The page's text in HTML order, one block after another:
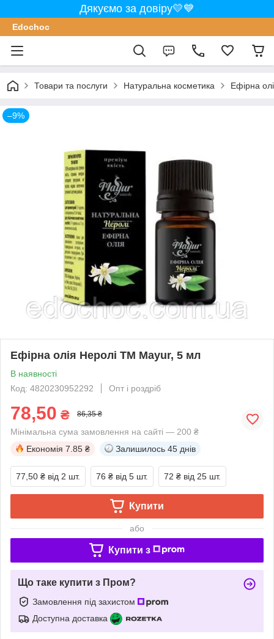
Дякуємо за довіру💛💙
Edochoс
Товари та послуги Натуральна косметика Ефірна
–9%
Ефірна олія Неролі ТМ Mayur, 5 мл
В наявності
Код: 4820230952292
Опт і роздріб
78,50 ₴ 86,35 ₴
Мінімальна сума замовлення на сайті — 200 ₴
Економія 7.85 ₴ Залишилось 45 днів
77,50 ₴ від 2 шт. 76 ₴ від 5 шт. 72 ₴ від 25 шт.
Купити
або
Купити з
Що таке купити з Пром?
Замовлення під захистом
Доступна доставка